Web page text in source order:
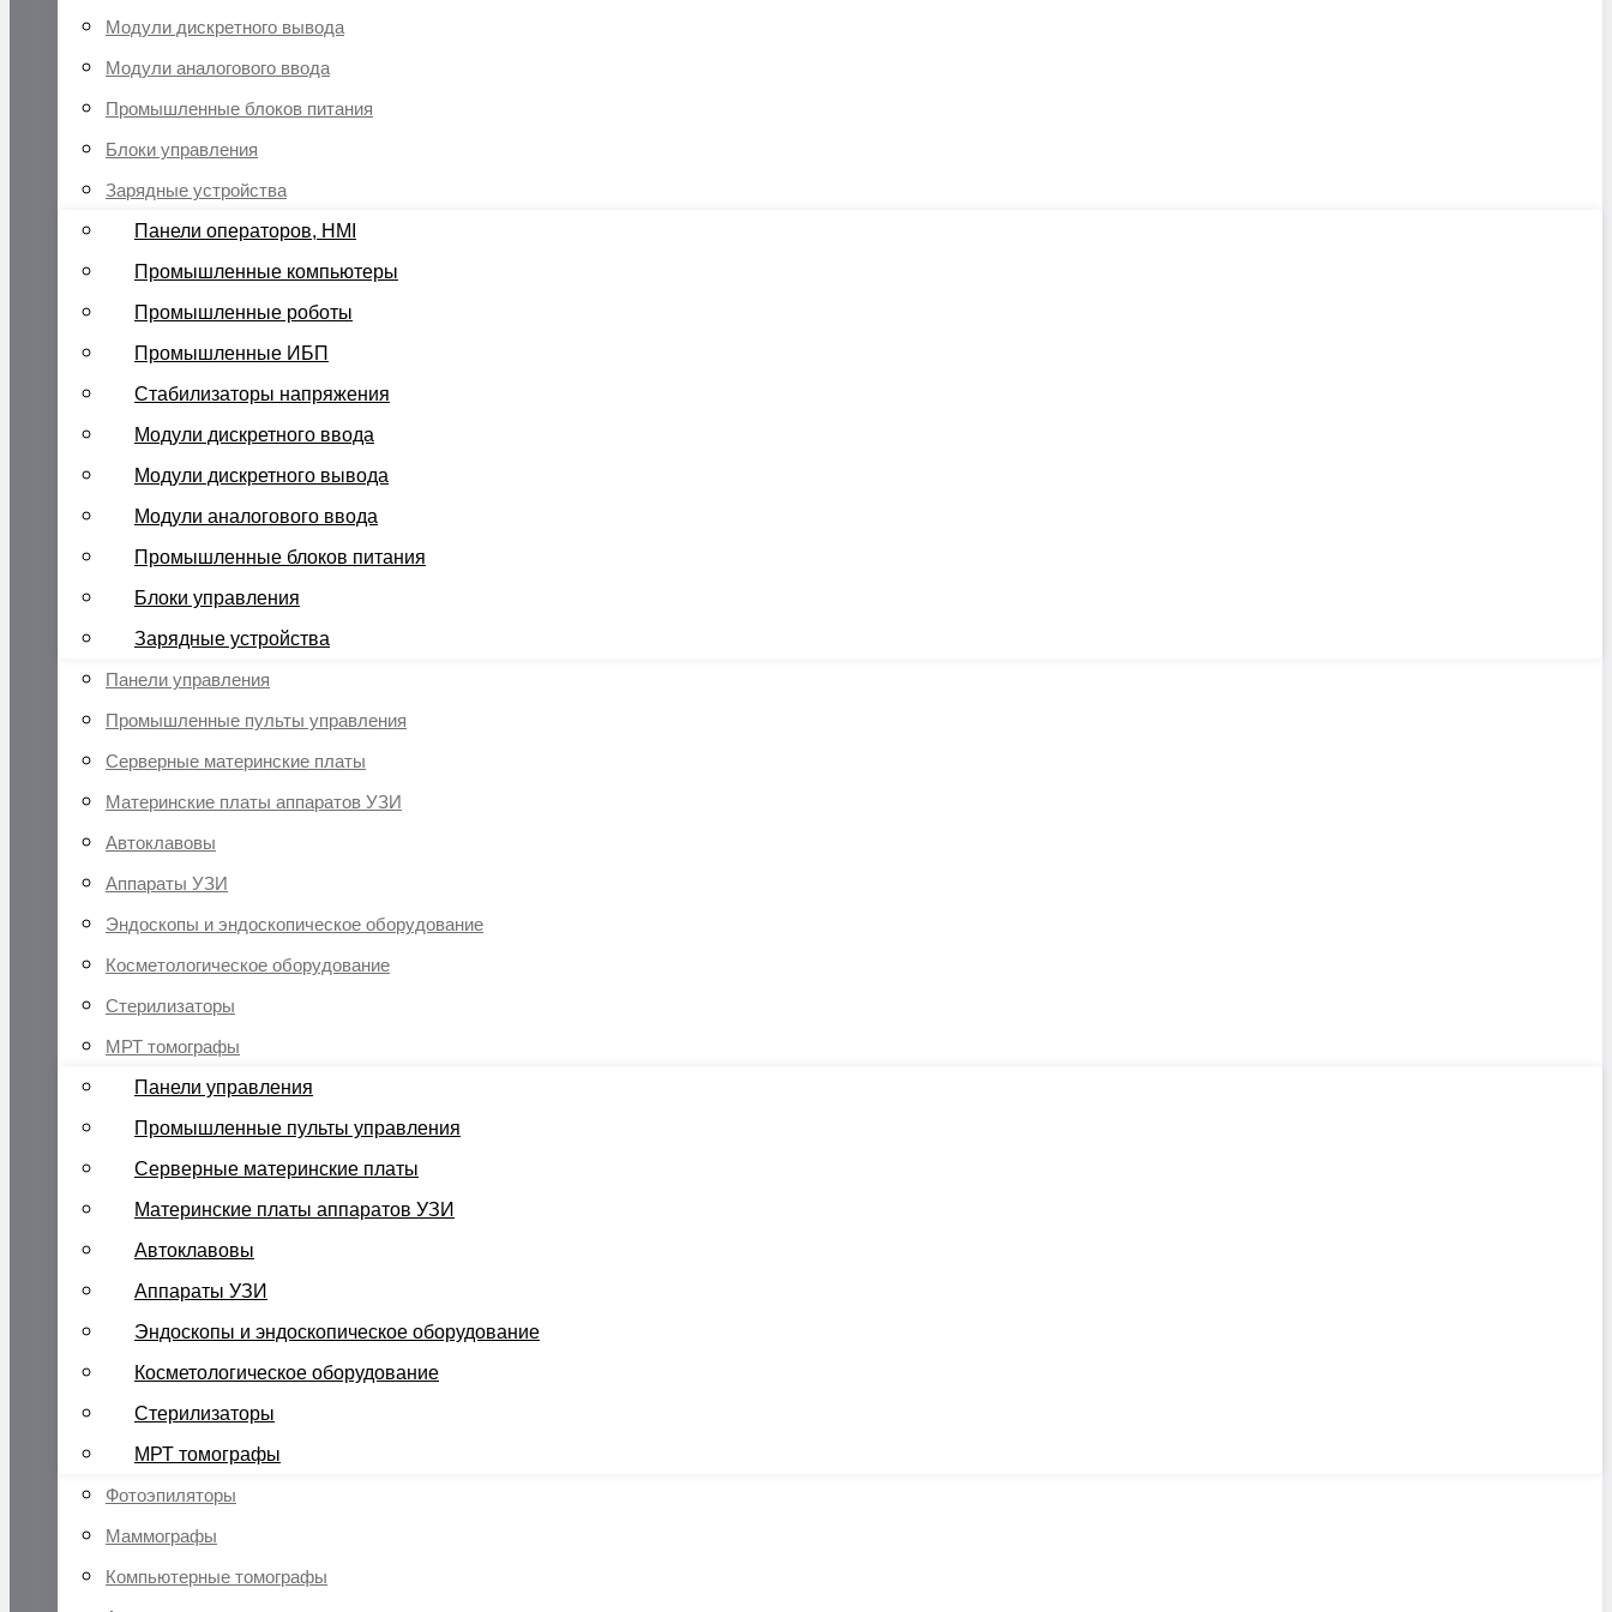
Модули дискретного вывода
Модули аналогового ввода
Промышленные блоков питания
Блоки управления
Зарядные устройства
Панели операторов, HMI
Промышленные компьютеры
Промышленные роботы
Промышленные ИБП
Стабилизаторы напряжения
Модули дискретного ввода
Модули дискретного вывода
Модули аналогового ввода
Промышленные блоков питания
Блоки управления
Зарядные устройства
Панели управления
Промышленные пульты управления
Серверные материнские платы
Материнские платы аппаратов УЗИ
Автоклавовы
Аппараты УЗИ
Эндоскопы и эндоскопическое оборудование
Косметологическое оборудование
Стерилизаторы
МРТ томографы
Панели управления
Промышленные пульты управления
Серверные материнские платы
Материнские платы аппаратов УЗИ
Автоклавовы
Аппараты УЗИ
Эндоскопы и эндоскопическое оборудование
Косметологическое оборудование
Стерилизаторы
МРТ томографы
Фотоэпиляторы
Маммографы
Компьютерные томографы